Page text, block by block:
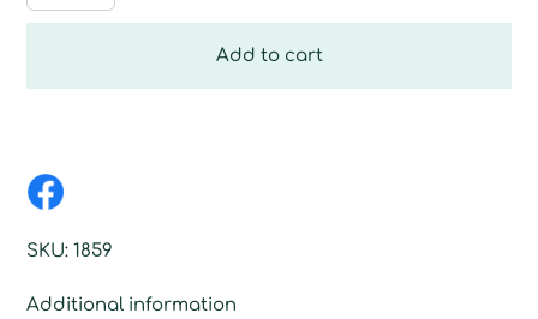
Set
Add to cart
SKU:1859
Additional information